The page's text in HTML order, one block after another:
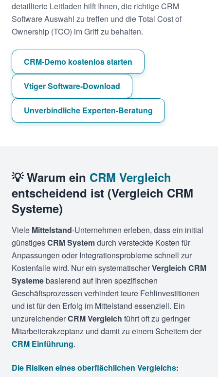
detaillierte Leitfaden hilft Ihnen, die richtige CRM
Software Auswahl zu treffen und die Total Cost of
Ownership (TCO) im Griff zu behalten.
CRM-Demo kostenlos starten
Vtiger Software-Download
Unverbindliche Experten-Beratung
💡 Warum ein CRM Vergleich
entscheidend ist (Vergleich CRM
Systeme)
Viele Mittelstand-Unternehmen erleben, dass ein initial
günstigesCRM Systemdurch versteckte Kosten für
Anpassungen oder Integrationsprobleme schnell zur
Kostenfalle wird. Nur ein systematischerVergleich CRM
Systemebasierend auf Ihren spezifischen
Geschäftsprozessen verhindert teure Fehlinvestitionen
und ist für den Erfolg im Mittelstand essenziell. Ein
unzureichenderCRM Vergleich führt oft zu geringer
Mitarbeiterakzeptanz und damit zu einem Scheitern der
CRM Einführung.
Die Risiken eines oberflächlichen Vergleichs: